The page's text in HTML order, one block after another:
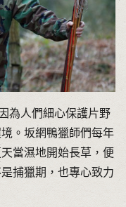
為人們細心保護片野
。坂網鴨獵師們每年
當濕地開始長草，便
捕獵期，也專心致力